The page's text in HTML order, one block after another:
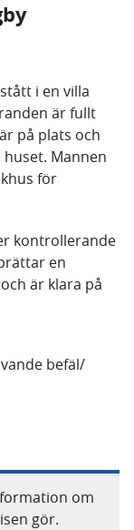
i en villa
är fullt
på plats och
Mannen
för
kontrollerande
en
är klara på
befäl/
om
gör.